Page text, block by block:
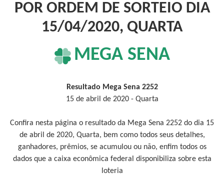
POR ORDEM DE SORTEIO DIA
15/04/2020, QUARTA
MEGA SENA
Resultado Mega Sena 2252
15 de abril de 2020 - Quarta
Confira nesta página o resultado da Mega Sena 2252 do dia 15
de abril de 2020, Quarta, bem como todos seus detalhes,
ganhadores, prêmios, se acumulou ou não, enfim todos os
dados que a caixa econômica federal disponibiliza sobre esta
loteria